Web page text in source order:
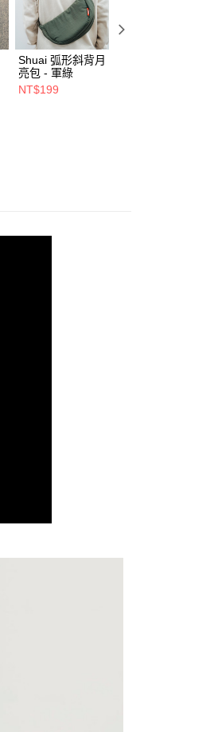
oppay.tw/userRule
Shuai 弧形斜背月
亮包 - 軍綠
NT$199